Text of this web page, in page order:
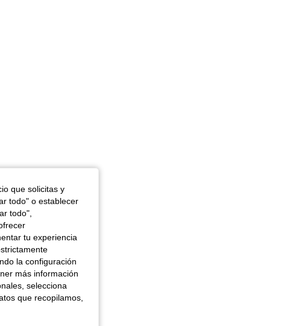
que solicitas y
todo" o establecer
todo",
tu experiencia
la configuración
más información
selecciona
que recopilamos,